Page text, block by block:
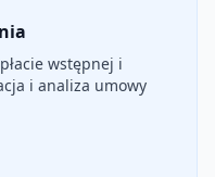
wstępnej i
i analiza umowy